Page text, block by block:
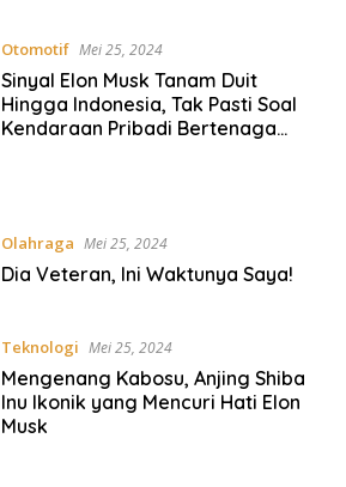
Otomotif Mei 25, 2024
Sinyal Elon Musk Tanam Duit
Hingga Indonesia, Tak Pasti Soal
Kendaraan Pribadi Bertenaga
Olahraga Mei 25, 2024
Dia Veteran, Ini Waktunya Saya!
Teknologi Mei 25, 2024
Mengenang Kabosu, Anjing Shiba
Inu Ikonik yang Mencuri Hati Elon
Musk